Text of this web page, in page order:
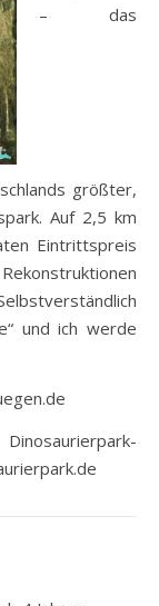
– das
größter,
Auf 2,5 km
Eintrittspreis
und ich werde